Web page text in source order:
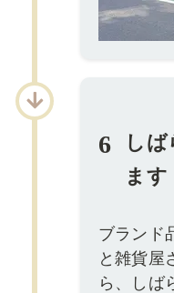
6
し
ます
ブランド
と雑貨屋
ら、しば